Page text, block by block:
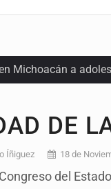
Michoacán a
Humphrey la
en Jalisco, con
dentro de
DE
Íñiguez 18 de
del